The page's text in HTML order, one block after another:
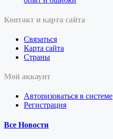
Контакт и карта сайта
Связаться
Карта сайта
Страны
Мой аккаунт
Авторизоваться в системе
Регистрация
Все Новости